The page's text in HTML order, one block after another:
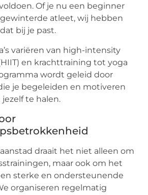
Of je nu een beginner
atleet, wij hebben
bij je past.
variëren van high-intensity
en krachttraining tot yoga
wordt geleid door
je begeleiden en motiveren
te halen.
draait het niet alleen om
maar ook om het
sterke en ondersteunende
organiseren regelmatig